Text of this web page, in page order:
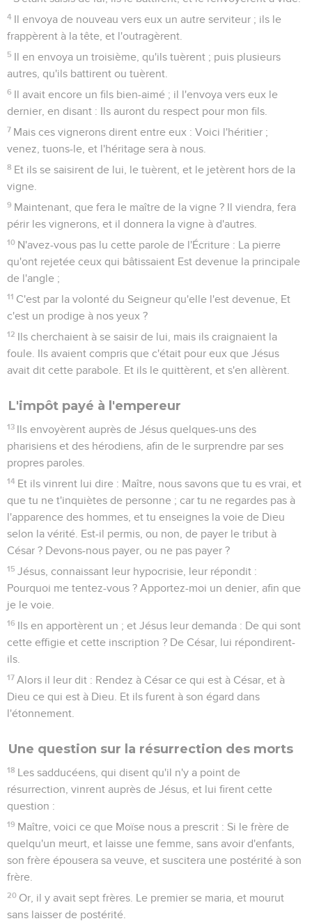
4 Il envoya de nouveau vers eux un autre serviteur ; ils le
frappèrent à la tête, et l'outragèrent.
5 Il en envoya un troisième, qu'ils tuèrent ; puis plusieurs
autres, qu'ils battirent ou tuèrent.
6 Il avait encore un fils bien-aimé ; il l'envoya vers eux le
dernier, en disant : Ils auront du respect pour mon fils.
7 Mais ces vignerons dirent entre eux : Voici l'héritier ;
venez, tuons-le, et l'héritage sera à nous.
8 Et ils se saisirent de lui, le tuèrent, et le jetèrent hors de la
vigne.
9 Maintenant, que fera le maître de la vigne ? Il viendra, fera
périr les vignerons, et il donnera la vigne à d'autres.
10 N'avez-vous pas lu cette parole de l'Écriture : La pierre
qu'ont rejetée ceux qui bâtissaient Est devenue la principale
de l'angle ;
11 C'est par la volonté du Seigneur qu'elle l'est devenue, Et
c'est un prodige à nos yeux ?
12 Ils cherchaient à se saisir de lui, mais ils craignaient la
foule. Ils avaient compris que c'était pour eux que Jésus
avait dit cette parabole. Et ils le quittèrent, et s'en allèrent.
L'impôt payé à l'empereur
13 Ils envoyèrent auprès de Jésus quelques-uns des
pharisiens et des hérodiens, afin de le surprendre par ses
propres paroles.
14 Et ils vinrent lui dire : Maître, nous savons que tu es vrai, et
que tu ne t'inquiètes de personne ; car tu ne regardes pas à
l'apparence des hommes, et tu enseignes la voie de Dieu
selon la vérité. Est-il permis, ou non, de payer le tribut à
César ? Devons-nous payer, ou ne pas payer ?
15 Jésus, connaissant leur hypocrisie, leur répondit :
Pourquoi me tentez-vous ? Apportez-moi un denier, afin que
je le voie.
16 Ils en apportèrent un ; et Jésus leur demanda : De qui sont
cette effigie et cette inscription ? De César, lui répondirent-
ils.
17 Alors il leur dit : Rendez à César ce qui est à César, et à
Dieu ce qui est à Dieu. Et ils furent à son égard dans
l'étonnement.
Une question sur la résurrection des morts
18 Les sadducéens, qui disent qu'il n'y a point de
résurrection, vinrent auprès de Jésus, et lui firent cette
question :
19 Maître, voici ce que Moïse nous a prescrit : Si le frère de
quelqu'un meurt, et laisse une femme, sans avoir d'enfants,
son frère épousera sa veuve, et suscitera une postérité à son
frère.
20 Or, il y avait sept frères. Le premier se maria, et mourut
sans laisser de postérité.